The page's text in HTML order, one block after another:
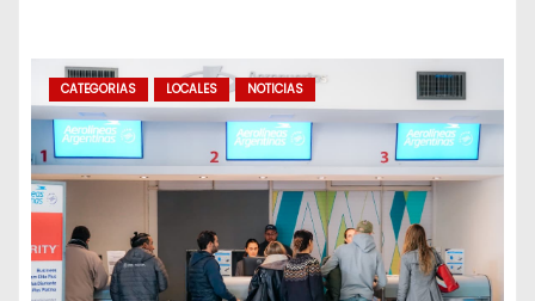
CATEGORIAS LOCALES NOTICIAS